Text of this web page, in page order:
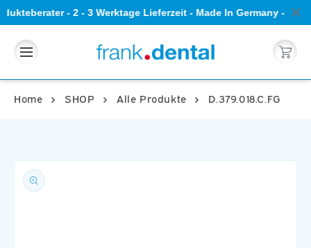
- 2 - 3 Werktage Lieferzeit - Made In Germany - 5
Direkt
zum
Warenkorb
Home SHOP Alle Produkte D.379.018.C.FG